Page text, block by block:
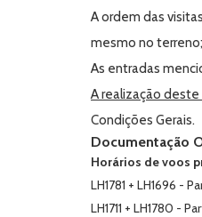
A ordem das
mesmo no terreno;
As entradas
A realização
Condições Gerais.
Documentação
Horários de voos
LH1781 + LH1696 -
LH1711 + LH1780 -